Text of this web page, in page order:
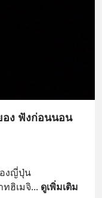
อง ฟังก่อนนอน
งญี่ปุ่น
ฮิเมจิ... ดูเพิ่มเติม